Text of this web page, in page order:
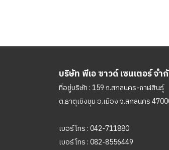
บริษัท พีเอ ซาวด์ เซนเตอร์ จำ
ที่อยู่บริษัท : 159 ถ.สกลนคร-กาฬสินธุ์
ต.ธาตุเชิงชุม อ.เมือง จ.สกลนคร
เบอร์โทร :042-711880
เบอร์โทร :082-8556449